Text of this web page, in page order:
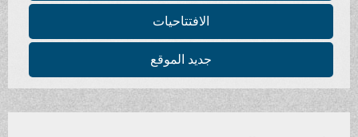
الافتتاحيات
جديد الموقع